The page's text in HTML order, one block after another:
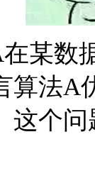
某数
算法A
这个